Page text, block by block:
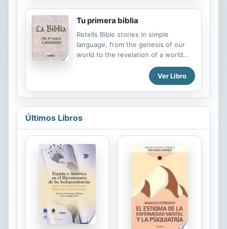
and simple, labelled photographs
provide additional support. A
"e;dictionary"e; at the end of each
book gives all the words featured in
both Spanish and English, and also
Tu primera biblia
Retells Bible stories in simple
language, from the genesis of our
world to the revelation of a world
Ver Libro
Últimos Libros